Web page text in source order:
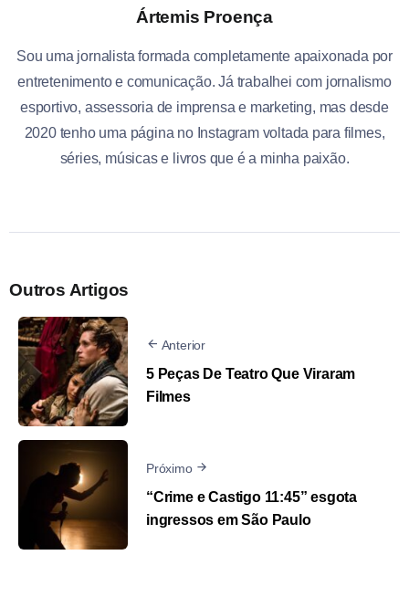
Ártemis Proença
Sou uma jornalista formada completamente apaixonada por
entretenimento e comunicação. Já trabalhei com jornalismo
esportivo, assessoria de imprensa e marketing, mas desde
2020 tenho uma página no Instagram voltada para filmes,
séries, músicas e livros que é a minha paixão.
Outros Artigos
Anterior
5 Peças De Teatro Que Viraram
Filmes
Próximo
“Crime e Castigo 11:45” esgota
ingressos em São Paulo